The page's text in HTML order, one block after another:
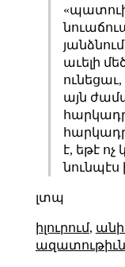
աւելի
այն
է, եթէ
նունպէս
լտպ
իլուրում, անի